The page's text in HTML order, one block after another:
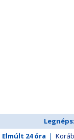
Elmúlt 24 óra |